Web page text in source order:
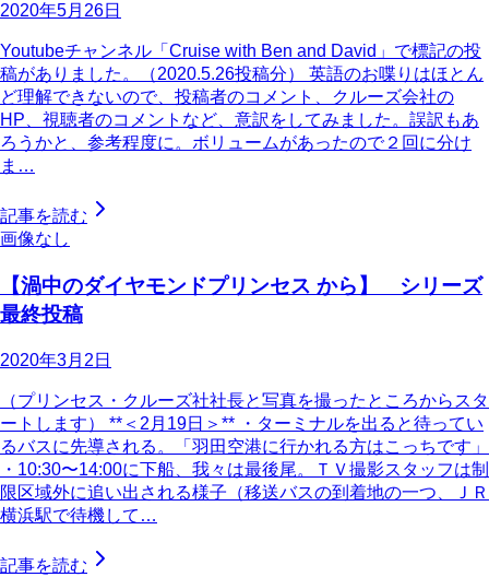
2020年5月26日
Youtubeチャンネル「Cruise with Ben and David」で標記の投
稿がありました。（2020.5.26投稿分） 英語のお喋りはほとん
ど理解できないので、投稿者のコメント、クルーズ会社の
HP、視聴者のコメントなど、意訳をしてみました。誤訳もあ
ろうかと、参考程度に。ボリュームがあったので２回に分け
ま…
記事を読む
画像なし
【渦中のダイヤモンドプリンセス から】 シリーズ
最終投稿
2020年3月2日
（プリンセス・クルーズ社社長と写真を撮ったところからスタ
ートします） **＜2月19日＞** ・ターミナルを出ると待ってい
るバスに先導される。「羽田空港に行かれる方はこっちです」
・10:30〜14:00に下船、我々は最後尾。ＴＶ撮影スタッフは制
限区域外に追い出される様子（移送バスの到着地の一つ、ＪＲ
横浜駅で待機して…
記事を読む